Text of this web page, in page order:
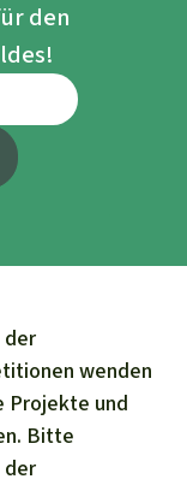
den
der
wenden
Projekte und
Bitte
der